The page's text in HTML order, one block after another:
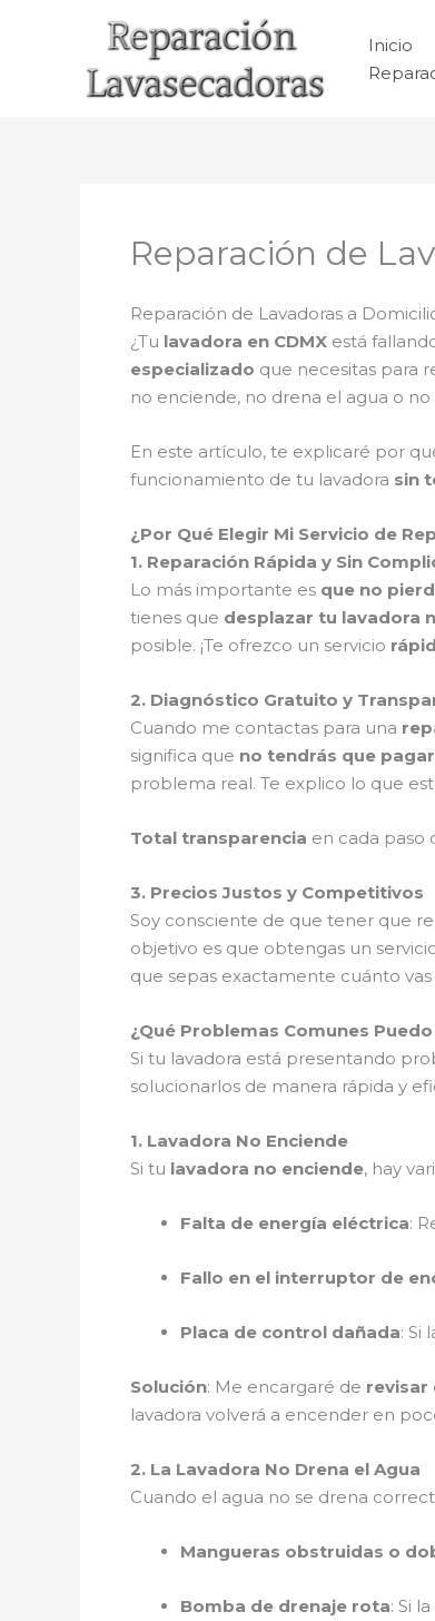
Inicio
Reparación de
Reparación de Lavadoras a
¿Tu lavadora en CDMX está
especializado que necesitas para
no enciende, no drena el agua o
En este artículo, te explicaré por
funcionamiento de tu lavadora sin
¿Por Qué Elegir Mi Servicio de
1. Reparación Rápida y Sin
Lo más importante es que no
tienes que desplazar tu lavadora
posible. ¡Te ofrezco un servicio
2. Diagnóstico Gratuito y
Cuando me contactas para una
significa que no tendrás que
problema real. Te explico lo que
Total transparencia en cada paso
3. Precios Justos y Competitivos
Soy consciente de que tener que
objetivo es que obtengas un
que sepas exactamente cuánto vas
¿Qué Problemas Comunes
Si tu lavadora está presentando
solucionarlos de manera rápida y
1. Lavadora No Enciende
Si tu lavadora no enciende, hay
Falta de energía eléctrica:
Fallo en el interruptor de
Placa de control dañada: Si
Solución: Me encargaré de revisar
lavadora volverá a encender en
2. La Lavadora No Drena el Agua
Cuando el agua no se drena
Mangueras obstruidas o
Bomba de drenaje rota: Si la